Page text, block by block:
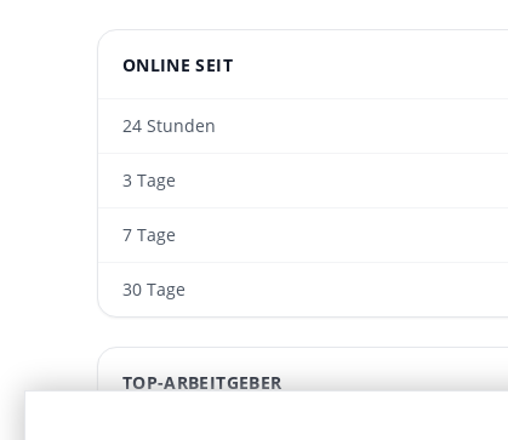
ONLINE SEIT
24 Stunden
3 Tage
7 Tage
30 Tage
TOP-ARBEITGEBER